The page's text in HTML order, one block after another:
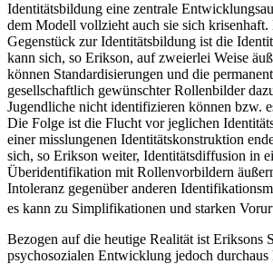
Identitätsbildung eine zentrale
dem Modell vollzieht auch sie sich krisenhaft.
Gegenstück zur Identitätsbildung ist die
kann sich, so Erikson, auf zweierlei Weise
können Standardisierungen und die
gesellschaftlich gewünschter Rollenbilder
Jugendliche nicht identifizieren können bzw.
Die Folge ist die Flucht vor jeglichen
einer misslungenen Identitäts­konstruktion
sich, so Erikson weiter, Identitäts­diffusion in
Überidentifikation mit Rollenvorbildern
Intoleranz gegenüber anderen
es kann zu Simplifikationen und starken
Bezogen auf die heutige Realität ist Eriksons
psychosozialen Entwicklung jedoch durchaus